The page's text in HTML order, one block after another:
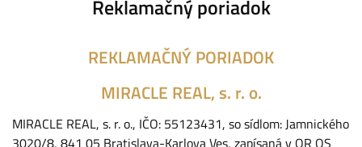
Reklamačný poriadok
REKLAMAČNÝ PORIADOK
MIRACLE REAL, s. r. o.
MIRACLE REAL, s. r. o., IČO: 55123431, so sídlom: Jamnického
3020/8, 841 05 Bratislava-Karlova Ves, zapísaná v OR OS